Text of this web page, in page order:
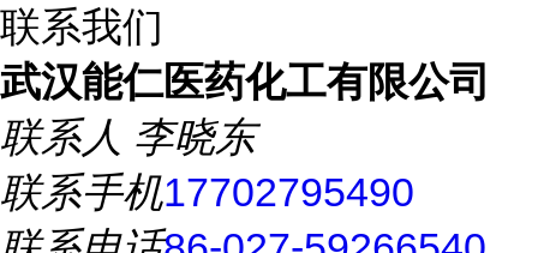
联系我们
武汉能仁医药化工有限公司
联系人 李晓东
联系手机17702795490